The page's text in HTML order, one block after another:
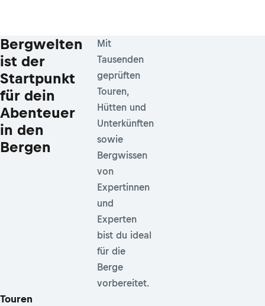
Bergwelten
ist der
Startpunkt
für dein
Abenteuer
in den
Bergen
Mit
Tausenden
geprüften
Touren,
Hütten und
Unterkünften
sowie
Bergwissen
von
Expertinnen
und
Experten
bist du ideal
für die
Berge
vorbereitet.
Touren